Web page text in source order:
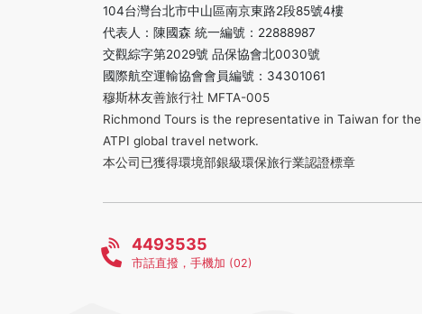
104台灣台北市中山區南京東路2段85號4樓
代表人：陳國森 統一編號：22888987
交觀綜字第2029號 品保協會北0030號
國際航空運輸協會會員編號：34301061
穆斯林友善旅行社 MFTA-005
Richmond Tours is the representative in Taiwan for the
ATPI global travel network.
本公司已獲得環境部銀級環保旅行業認證標章
4493535
市話直撥，手機加 (02)